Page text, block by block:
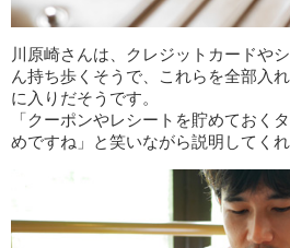
川原崎さんは、クレジットカードや
ん持ち歩くそうで、これらを全部入
に入りだそうです。
「クーポンやレシートを貯めておく
めですね」と笑いながら説明してくれ